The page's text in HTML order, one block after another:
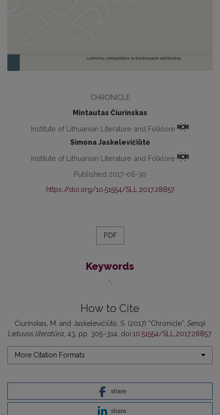
CHRONICLE
Mintautas Čiurinskas
Institute of Lithuanian Literature and Folklore
Simona Jaskelevičiūtė
Institute of Lithuanian Literature and Folklore
Published 2017-06-30
https://doi.org/10.51554/SLL.2017.28857
PDF
Keywords
-
How to Cite
Čiurinskas, M. and Jaskelevičiūtė, S. (2017) “Chronicle”, Senoji
Lietuvos literatūra , 43, pp. 305–314. doi:10.51554/SLL.2017.28857.
More Citation Formats
share
share